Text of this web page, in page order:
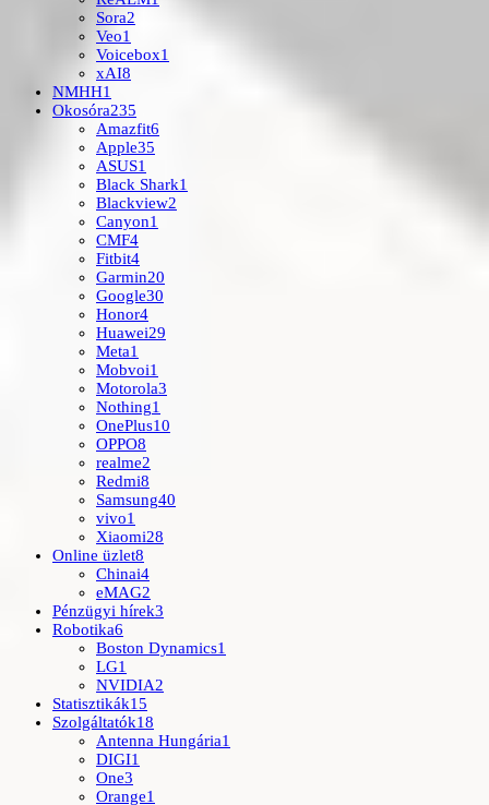
Sora2
Veo1
Voicebox1
xAI8
NMHH1
Okosóra235
Amazfit6
Apple35
ASUS1
Black Shark1
Blackview2
Canyon1
CMF4
Fitbit4
Garmin20
Google30
Honor4
Huawei29
Meta1
Mobvoi1
Motorola3
Nothing1
OnePlus10
OPPO8
realme2
Redmi8
Samsung40
vivo1
Xiaomi28
Online üzlet8
Chinai4
eMAG2
Pénzügyi hírek3
Robotika6
Boston Dynamics1
LG1
NVIDIA2
Statisztikák15
Szolgáltatók18
Antenna Hungária1
DIGI1
One3
Orange1